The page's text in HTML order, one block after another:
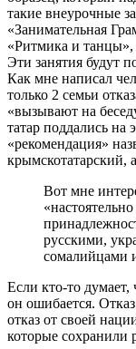
такие внеурочные
«Занимательная
«Ритмика и танцы»,
Эти занятия будут
Как мне написал
только 2 семьи
«вызывают на
татар поддались на
«рекомендация»
крымскотатарский,
Вот мне
русскими,
сомалийцами
Если кто-то
он ошибается.
отказ от своей
которые сохранили